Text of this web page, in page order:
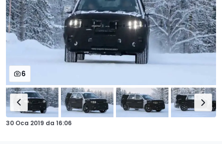
6
30 Oca 2019 da 16:06